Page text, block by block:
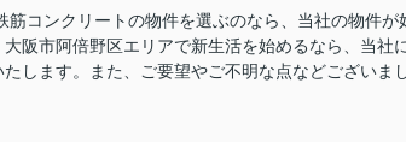
コンクリートの物件を選ぶのなら、当社の物件が
阪市阿倍野区エリアで新生活を始めるなら、当社
します。また、ご要望やご不明な点などございま